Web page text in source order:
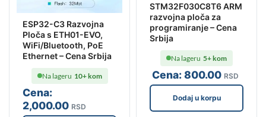
ESP32-C3 Razvojna
Ploča s ETH01-EVO,
WiFi/Bluetooth, PoE
Ethernet – Cena Srbija
Cena:
2,000.00 RSD
Na lageru 10+ kom
STM32F030C8T6 ARM
razvojna ploča za
programiranje – Cena
Srbija
Cena:800.00 RSD
Na lageru 5+ kom
Dodaj u korpu